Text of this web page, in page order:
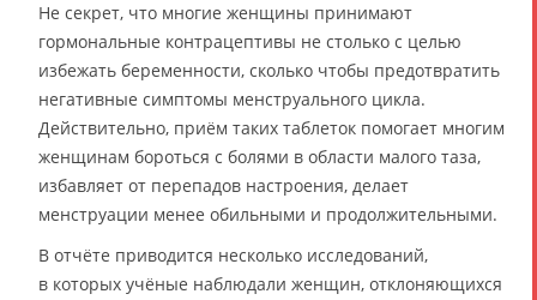
Не секрет, что многие женщины принимают
гормональные контрацептивы не столько с целью
избежать беременности, сколько чтобы предотвратить
негативные симптомы менструального цикла.
Действительно, приём таких таблеток помогает многим
женщинам бороться с болями в области малого таза,
избавляет от перепадов настроения, делает
менструации менее обильными и продолжительными.
В отчёте приводится несколько исследований,
в которых учёные наблюдали женщин, отклоняющихся